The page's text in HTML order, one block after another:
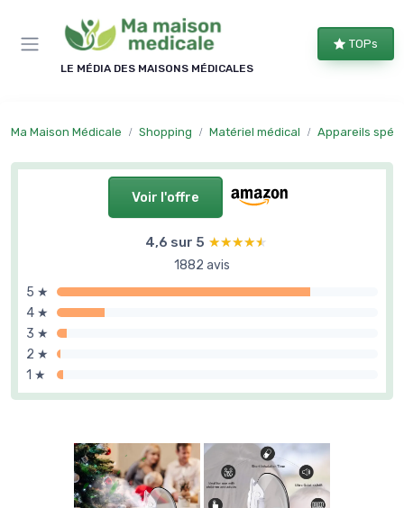
LE MÉDIA DES MAISONS MÉDICALES
TOPs
Ma Maison Médicale Shopping Matériel médical Appareils
Voir l'offre
4,6 sur 5 ★★★★★
★★★★★
1882 avis
5 ★
4 ★
3 ★
2 ★
1 ★